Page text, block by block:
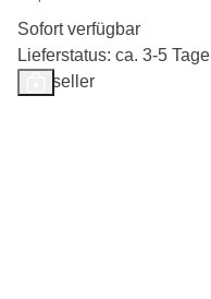
Sofort verfügbar
Lieferstatus: ca. 3-5 Tage
Bestseller